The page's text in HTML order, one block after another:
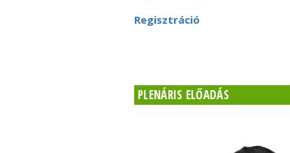
Regisztráció
PLENÁRIS ELŐADÁS